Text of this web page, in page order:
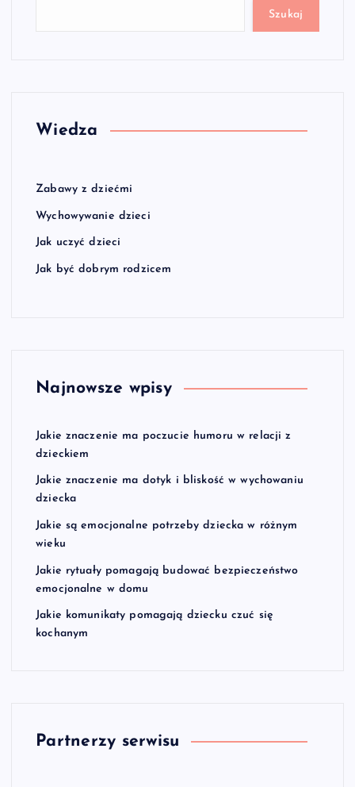
Szukaj
Wiedza
Zabawy z dziećmi
Wychowywanie dzieci
Jak uczyć dzieci
Jak być dobrym rodzicem
Najnowsze wpisy
Jakie znaczenie ma poczucie humoru w relacji z
dzieckiem
Jakie znaczenie ma dotyk i bliskość w wychowaniu
dziecka
Jakie są emocjonalne potrzeby dziecka w różnym
wieku
Jakie rytuały pomagają budować bezpieczeństwo
emocjonalne w domu
Jakie komunikaty pomagają dziecku czuć się
kochanym
Partnerzy serwisu